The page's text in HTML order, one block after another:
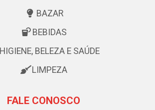
BAZAR
BEBIDAS
HIGIENE, BELEZA E SAÚDE
LIMPEZA
FALE CONOSCO